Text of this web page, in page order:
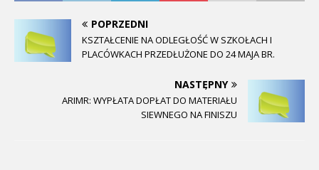
POPRZEDNI
KSZTAŁCENIE NA ODLEGŁOŚĆ W SZKOŁACH I
PLACÓWKACH PRZEDŁUŻONE DO 24 MAJA BR.
NASTĘPNY
ARIMR: WYPŁATA DOPŁAT DO MATERIAŁU
SIEWNEGO NA FINISZU